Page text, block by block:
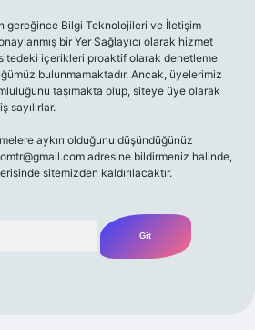
gereğince Bilgi Teknolojileri ve İletişim
bir Yer Sağlayıcı olarak hizmet
içerikleri proaktif olarak denetleme
bulunmamaktadır. Ancak, üyelerimiz
taşımakta olup, siteye üye olarak
sayılırlar.
aykırı olduğunu düşündüğünüz
adresine bildirmeniz halinde,
sitemizden kaldırılacaktır.